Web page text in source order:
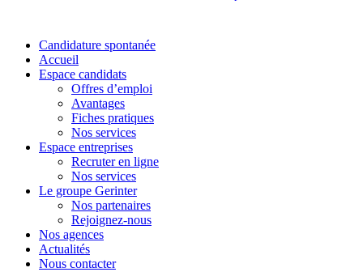
Close
Menu
Candidature spontanée
Accueil
Espace candidats
Offres d’emploi
Avantages
Fiches pratiques
Nos services
Espace entreprises
Recruter en ligne
Nos services
Le groupe Gerinter
Nos partenaires
Rejoignez-nous
Nos agences
Actualités
Nous contacter